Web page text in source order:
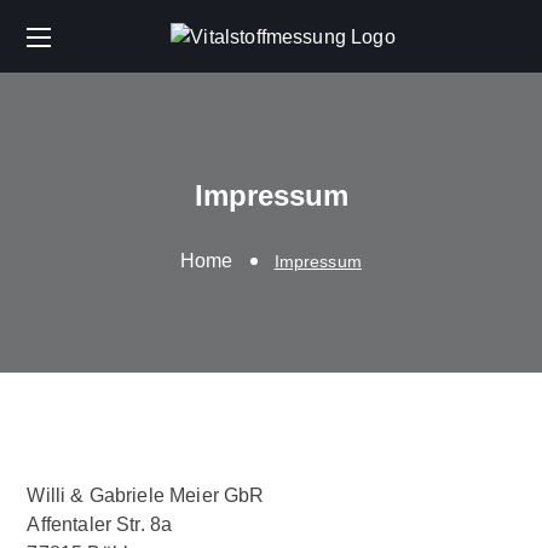
Impressum
Home Impressum
Willi & Gabriele Meier GbR
Affentaler Str. 8a